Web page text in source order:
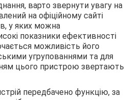
варто звернути увагу на
на офіційному сайті
у яких можна
показники ефективності
можливість його
угрупованнями та для
цього пристрою звертають
передбачено функцію, за